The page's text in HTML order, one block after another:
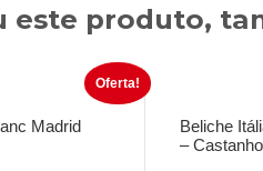
este produto,
Oferta!
Madrid
Beliche
– Castanho